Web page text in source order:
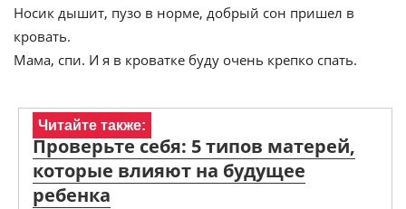
Носик дышит, пузо в норме, добрый сон пришел в
кровать.
Мама, спи. И я в кроватке буду очень крепко спать.
Читайте также:
Проверьте себя: 5 типов матерей,
которые влияют на будущее
ребенка